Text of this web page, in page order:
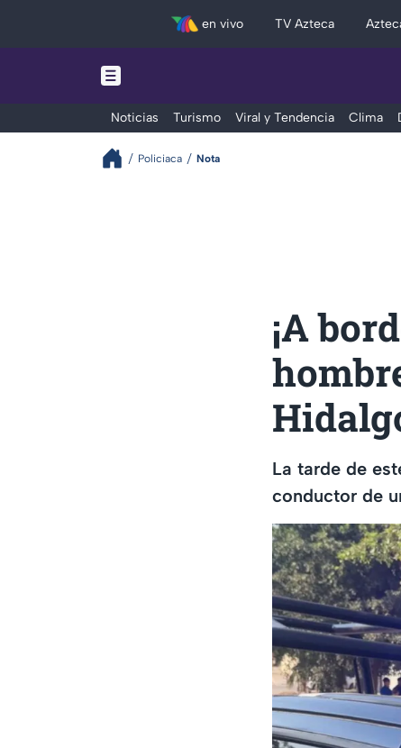
en vivo TV Azteca
Noticias Turismo Viral y Tendencia Clima
Policiaca Nota
¡A
La tarde de
conductor de